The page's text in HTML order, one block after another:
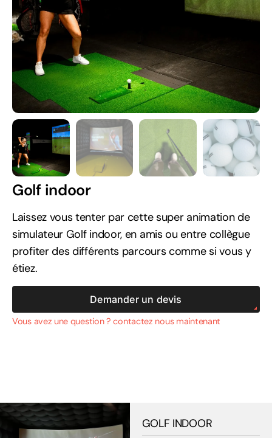
Golf indoor
Laissez vous tenter par cette super animation de
simulateur Golf indoor, en amis ou entre collègue
profiter des différents parcours comme si vous y
étiez.
Demander un devis
Vous avez une question ? contactez nous maintenant
GOLF INDOOR